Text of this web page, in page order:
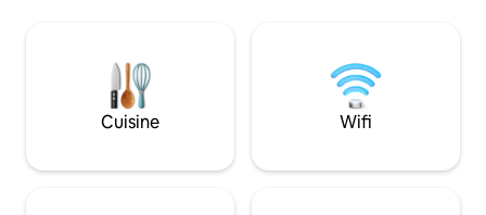
Cuisine Wifi